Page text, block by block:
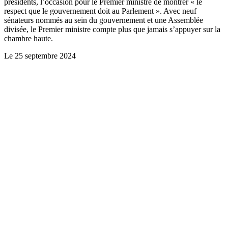
présidents, l’occasion pour le Premier ministre de montrer « le
respect que le gouvernement doit au Parlement ». Avec neuf
sénateurs nommés au sein du gouvernement et une Assemblée
divisée, le Premier ministre compte plus que jamais s’appuyer sur la
chambre haute.
Le 25 septembre 2024